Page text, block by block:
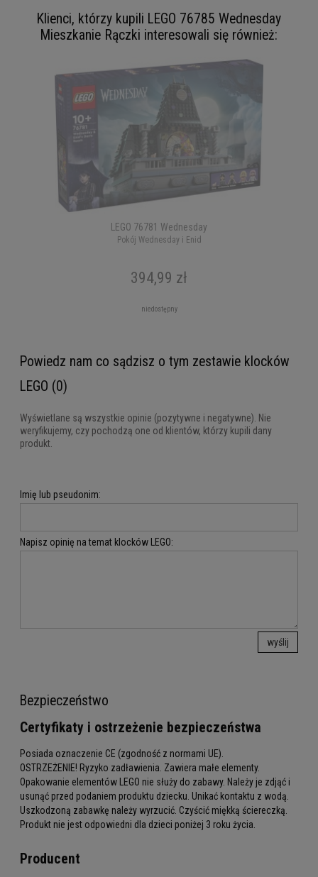
Klienci, którzy kupili LEGO 76785 Wednesday
Mieszkanie Rączki interesowali się również:
LEGO 76781 Wednesday
Pokój Wednesday i Enid
394,99 zł
niedostępny
Powiedz nam co sądzisz o tym zestawie klocków
LEGO (0)
Wyświetlane są wszystkie opinie (pozytywne i negatywne). Nie
weryfikujemy, czy pochodzą one od klientów, którzy kupili dany
produkt.
Imię lub pseudonim:
Napisz opinię na temat klocków LEGO:
wyślij
Bezpieczeństwo
Certyfikaty i ostrzeżenie bezpieczeństwa
Posiada oznaczenie CE (zgodność z normami UE).
OSTRZEŻENIE! Ryzyko zadławienia. Zawiera małe elementy.
Opakowanie elementów LEGO nie służy do zabawy. Należy je zdjąć i
usunąć przed podaniem produktu dziecku. Unikać kontaktu z wodą.
Uszkodzoną zabawkę należy wyrzucić. Czyścić miękką ściereczką.
Produkt nie jest odpowiedni dla dzieci poniżej 3 roku życia.
Producent